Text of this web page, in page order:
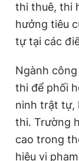
thi thuê, thi
hưởng tiêu
tự tại các
Ngành
thi để phối
ninh trật tự,
thi. Trường
cao trong
hiệu vi